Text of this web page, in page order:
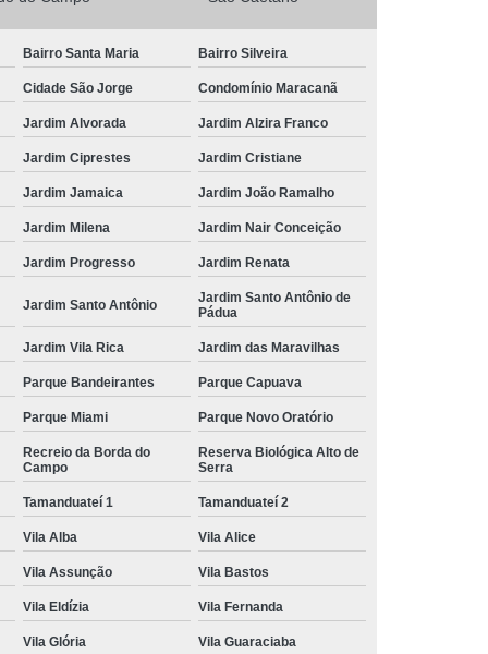
Bairro Santa Maria Bairro Silveira
Cidade São Jorge Condomínio Maracanã
Jardim Alvorada Jardim Alzira Franco
Jardim Ciprestes Jardim Cristiane
Jardim Jamaica Jardim João Ramalho
Jardim Milena Jardim Nair Conceição
Jardim Progresso Jardim Renata
Jardim Santo Antônio
Jardim Santo Antônio de
Pádua
Jardim Vila Rica Jardim das Maravilhas
Parque Bandeirantes Parque Capuava
Parque Miami Parque Novo Oratório
Recreio da Borda do
Campo
Reserva Biológica Alto de
Serra
Tamanduateí 1 Tamanduateí 2
Vila Alba Vila Alice
Vila Assunção Vila Bastos
Vila Eldízia Vila Fernanda
Vila Glória Vila Guaraciaba